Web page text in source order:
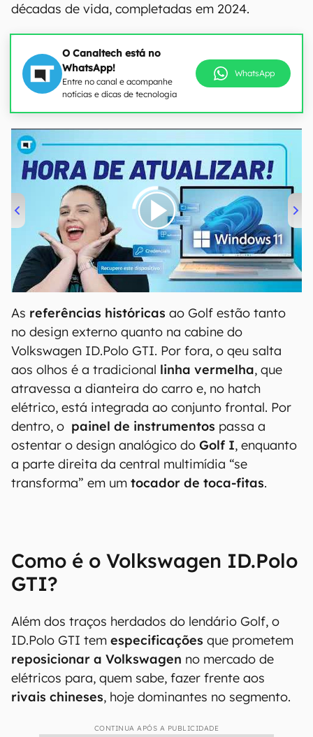
décadas de vida, completadas em 2024.
O Canaltech está no
WhatsApp!
Entre no canal e acompanhe
notícias e dicas de tecnologia
WhatsApp
00:00 04:52
As referências históricas ao Golf estão tanto
no design externo quanto na cabine do
Volkswagen ID.Polo GTI. Por fora, o qeu salta
aos olhos é a tradicional linha vermelha, que
atravessa a dianteira do carro e, no hatch
elétrico, está integrada ao conjunto frontal. Por
dentro, o painel de instrumentos passa a
ostentar o design analógico do Golf I, enquanto
a parte direita da central multimídia “se
transforma” em um tocador de toca-fitas.
Como é o Volkswagen ID.Polo
GTI?
Além dos traços herdados do lendário Golf, o
ID.Polo GTI tem especificações que prometem
reposicionar a Volkswagen no mercado de
elétricos para, quem sabe, fazer frente aos
rivais chineses, hoje dominantes no segmento.
CONTINUA APÓS A PUBLICIDADE